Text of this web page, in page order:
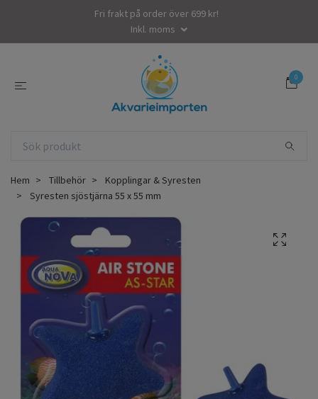
Fri frakt på order över 699 kr!
Inkl. moms
0
Hem Tillbehör
Kopplingar & Syresten
Syresten sjöstjärna 55 x 55 mm